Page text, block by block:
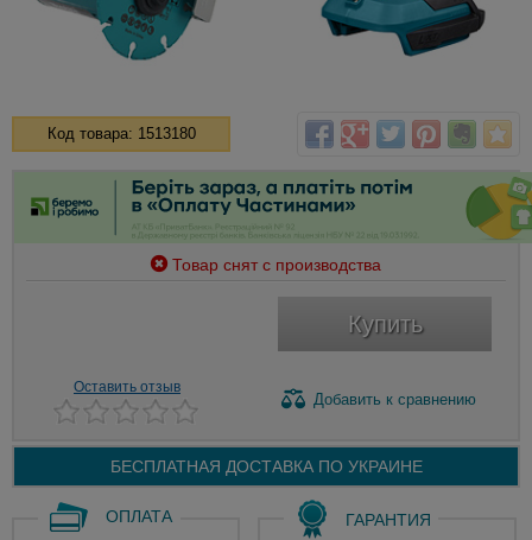
Код товара: 1513180
Товар снят с производства
Купить
Оставить отзыв
Добавить к сравнению
БЕСПЛАТНАЯ ДОСТАВКА ПО УКРАИНЕ
ОПЛАТА ГАРАНТИЯ